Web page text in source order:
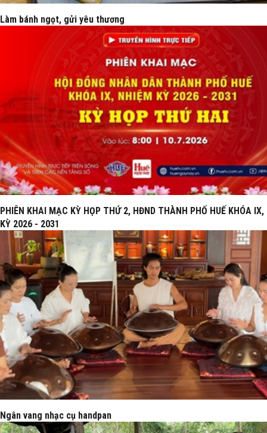
Làm bánh ngọt, gửi yêu thương
PHIÊN KHAI MẠC KỲ HỌP THỨ 2, HĐND THÀNH PHỐ HUẾ KHÓA IX,
KỲ 2026 - 2031
Ngân vang nhạc cụ handpan